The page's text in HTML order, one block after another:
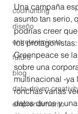
coolhunting
diseño
entretenimiento
futuro
blog
data-driven
emprendimiento
Una campaña
asunto tan serio,
podrías creer
los
Greenpeace se
sobre una
multinacional -ya
ronchas varias
datos duros y